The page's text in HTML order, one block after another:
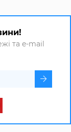
та e-mail